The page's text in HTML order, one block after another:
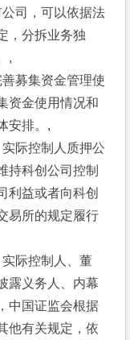
司，可以依据法
，分拆业务独
,
募集资金管理使
资金使用情况和
安排。,
际控制人质押公
持科创公司控制
利益或者向科创
易所的规定履行
际控制人、董
露义务人、内幕
中国证监会根据
他有关规定，依